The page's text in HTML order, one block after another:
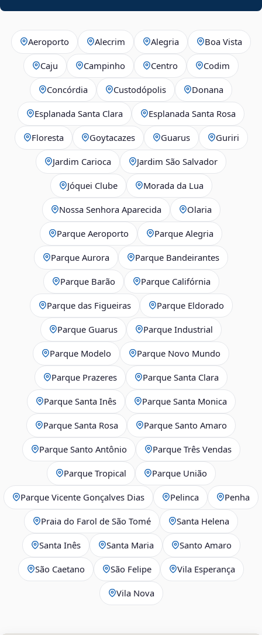
Aeroporto Alecrim Alegria Boa Vista
Caju Campinho Centro Codim
Concórdia Custodópolis Donana
Esplanada Santa Clara Esplanada Santa Rosa
Floresta Goytacazes Guarus Guriri
Jardim Carioca Jardim São Salvador
Jóquei Clube Morada da Lua
Nossa Senhora Aparecida Olaria
Parque Aeroporto Parque Alegria
Parque Aurora Parque Bandeirantes
Parque Barão Parque Califórnia
Parque das Figueiras Parque Eldorado
Parque Guarus Parque Industrial
Parque Modelo Parque Novo Mundo
Parque Prazeres Parque Santa Clara
Parque Santa Inês Parque Santa Monica
Parque Santa Rosa Parque Santo Amaro
Parque Santo Antônio Parque Três Vendas
Parque Tropical Parque União
Parque Vicente Gonçalves Dias Pelinca Penha
Praia do Farol de São Tomé Santa Helena
Santa Inês Santa Maria Santo Amaro
São Caetano São Felipe Vila Esperança
Vila Nova